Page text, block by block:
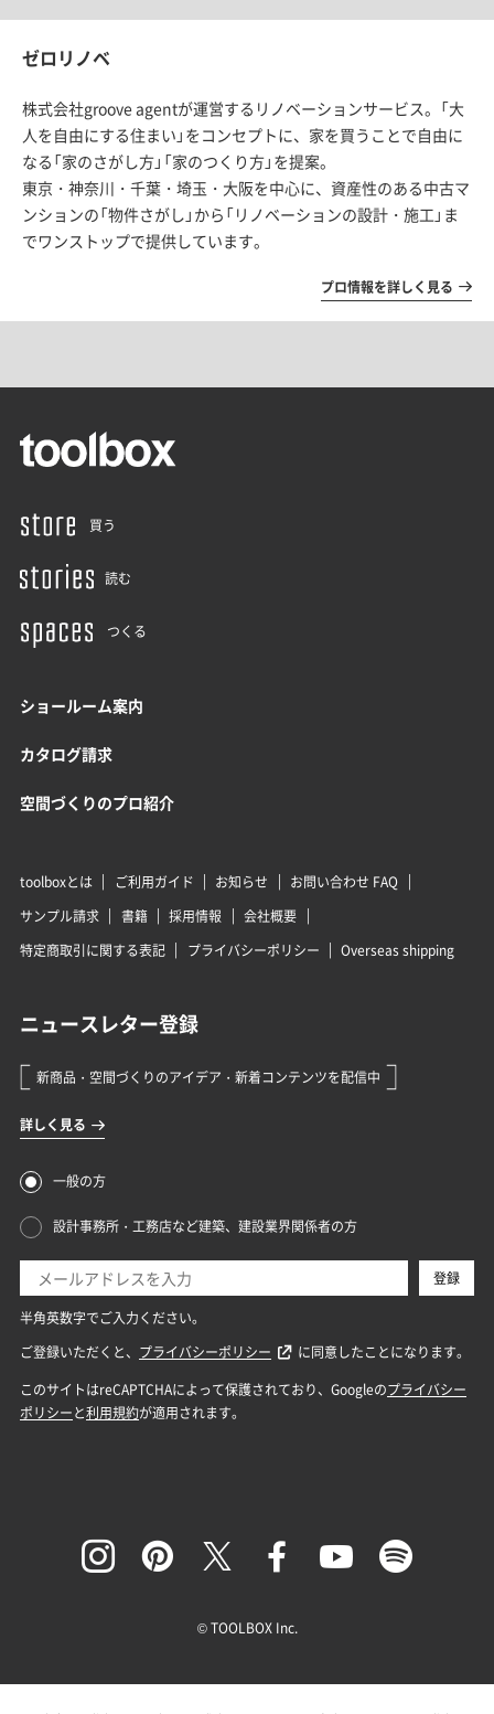
ゼロリノベ
株式会社groove agentが運営するリノベーションサービス。「大
人を自由にする住まい」をコンセプトに、家を買うことで自由に
なる「家のさがし方」「家のつくり方」を提案。
東京・神奈川・千葉・埼玉・大阪を中心に、資産性のある中古マ
ンションの「物件さがし」から「リノベーションの設計・施工」ま
でワンストップで提供しています。
プロ情報を詳しく見る
買う
読む
つくる
ショールーム案内
カタログ請求
空間づくりのプロ紹介
toolboxとは ご利用ガイド お知らせ
お問い合わせ FAQ
サンプル請求
書籍 採用情報
会社概要
特定商取引に関する表記
プライバシーポリシー Overseas shipping
© TOOLBOX Inc.